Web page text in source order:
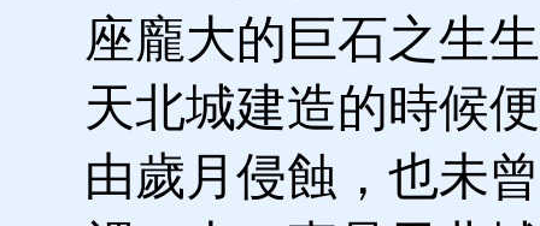
座龐大的巨石之生
天北城建造的時候
由歲月侵蝕，也未